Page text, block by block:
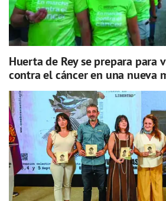
Huerta de Rey se prepara para
contra el cáncer en una nueva